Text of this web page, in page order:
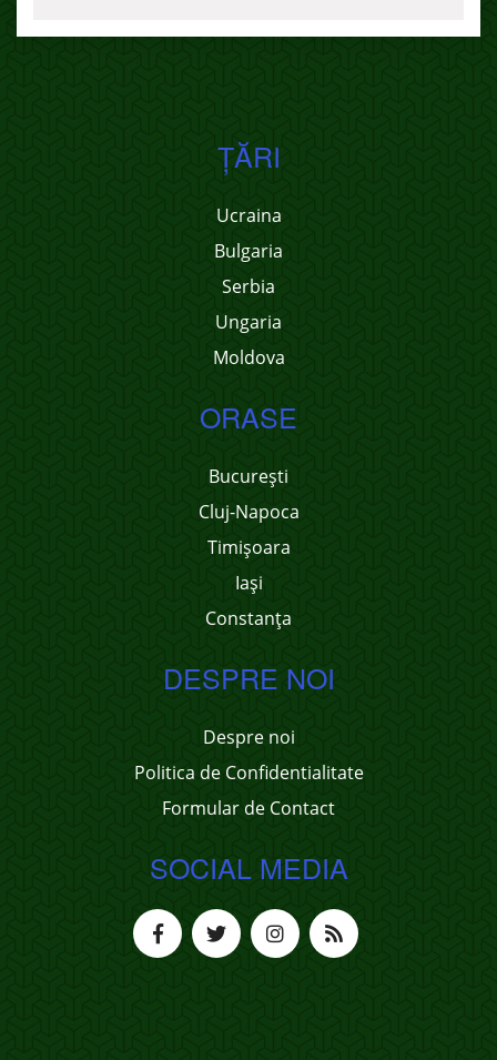
ŢĂRI
Ucraina
Bulgaria
Serbia
Ungaria
Moldova
ORASE
București
Cluj-Napoca
Timișoara
Iași
Constanța
DESPRE NOI
Despre noi
Politica de Confidentialitate
Formular de Contact
SOCIAL MEDIA